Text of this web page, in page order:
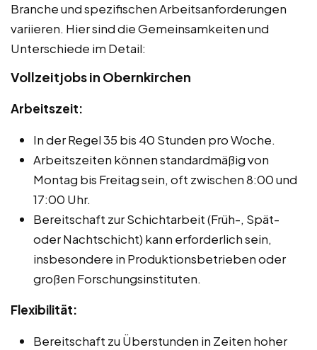
Branche und spezifischen Arbeitsanforderungen
variieren. Hier sind die Gemeinsamkeiten und
Unterschiede im Detail:
Vollzeitjobs in Obernkirchen
Arbeitszeit:
In der Regel 35 bis 40 Stunden pro Woche.
Arbeitszeiten können standardmäßig von
Montag bis Freitag sein, oft zwischen 8:00 und
17:00 Uhr.
Bereitschaft zur Schichtarbeit (Früh-, Spät-
oder Nachtschicht) kann erforderlich sein,
insbesondere in Produktionsbetrieben oder
großen Forschungsinstituten.
Flexibilität:
Bereitschaft zu Überstunden in Zeiten hoher